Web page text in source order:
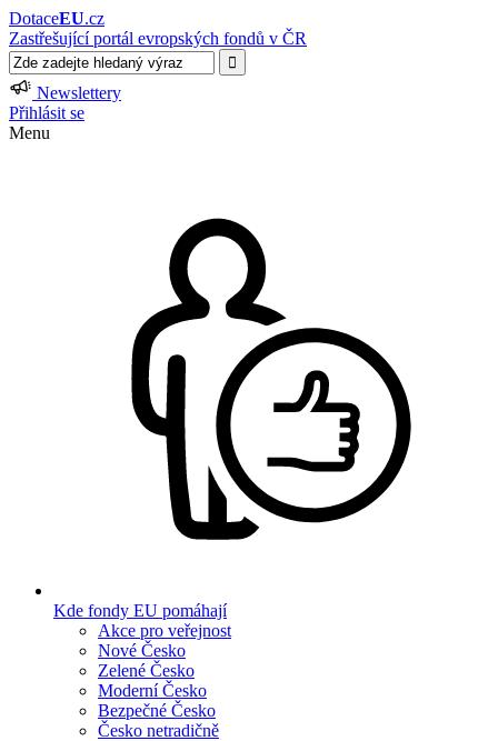
DotaceEU.cz
Zastřešující portál evropských fondů v ČR
Newslettery
Přihlásit se
Menu
Kde fondy EU pomáhají
Akce pro veřejnost
Nové Česko
Zelené Česko
Moderní Česko
Bezpečné Česko
Česko netradičně